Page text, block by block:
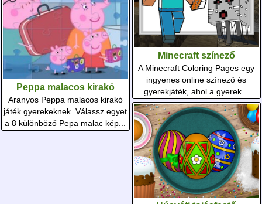
Peppa malacos kirakó
Aranyos Peppa malacos kirakó
játék gyerekeknek. Válassz egyet
a 8 különböző Pepa malac kép...
Minecraft színező
A Minecraft Coloring Pages egy
ingyenes online színező és
gyerekjáték, ahol a gyerek...